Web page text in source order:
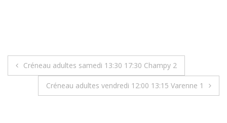
Navigation
Créneau adultes samedi 13:30 17:30 Champy 2
Créneau adultes vendredi 12:00 13:15 Varenne 1